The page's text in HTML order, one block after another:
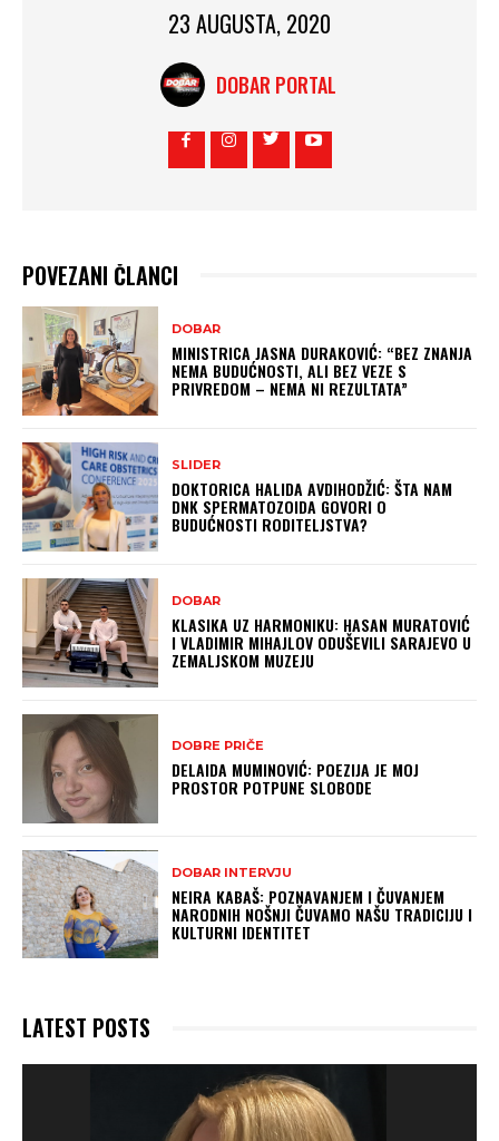
23 AUGUSTA, 2020
DOBAR PORTAL
POVEZANI ČLANCI
DOBAR
MINISTRICA JASNA DURAKOVIĆ: “BEZ ZNANJA
NEMA BUDUĆNOSTI, ALI BEZ VEZE S
PRIVREDOM – NEMA NI REZULTATA”
SLIDER
DOKTORICA HALIDA AVDIHODŽIĆ: ŠTA NAM
DNK SPERMATOZOIDA GOVORI O
BUDUĆNOSTI RODITELJSTVA?
DOBAR
KLASIKA UZ HARMONIKU: HASAN MURATOVIĆ
I VLADIMIR MIHAJLOV ODUŠEVILI SARAJEVO U
ZEMALJSKOM MUZEJU
DOBRE PRIČE
DELAIDA MUMINOVIĆ: POEZIJA JE MOJ
PROSTOR POTPUNE SLOBODE
DOBAR INTERVJU
NEIRA KABAŠ: POZNAVANJEM I ČUVANJEM
NARODNIH NOŠNJI ČUVAMO NAŠU TRADICIJU I
KULTURNI IDENTITET
LATEST POSTS